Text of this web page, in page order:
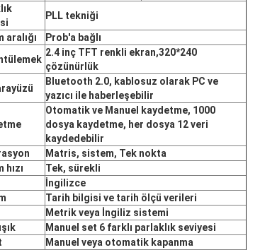
PLL tekniği
aralığı
Prob'a bağlı
2.4 inç TFT renkli ekran,320*240
çözünürlük
Bluetooth 2.0, kablosuz olarak PC ve
yazıcı ile haberleşebilir
Otomatik ve Manuel kaydetme, 1000
dosya kaydetme, her dosya 12 veri
kaydedebilir
Matris, sistem, Tek nokta
hızı
Tek, sürekli
İngilizce
Tarih bilgisi ve tarih ölçü verileri
Metrik veya İngiliz sistemi
Manuel set 6 farklı parlaklık seviyesi
Manuel veya otomatik kapanma